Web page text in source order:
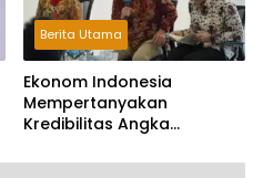
Berita Utama
Ekonom Indonesia
Mempertanyakan
Kredibilitas Angka
Tumbuh Tapi Rapuh